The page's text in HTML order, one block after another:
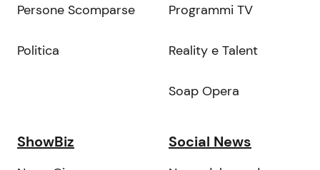
Persone Scomparse
Politica
Programmi TV
Reality e Talent
Soap Opera
ShowBiz Social News